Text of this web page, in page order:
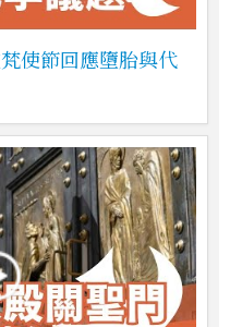
使節回應墮胎與代